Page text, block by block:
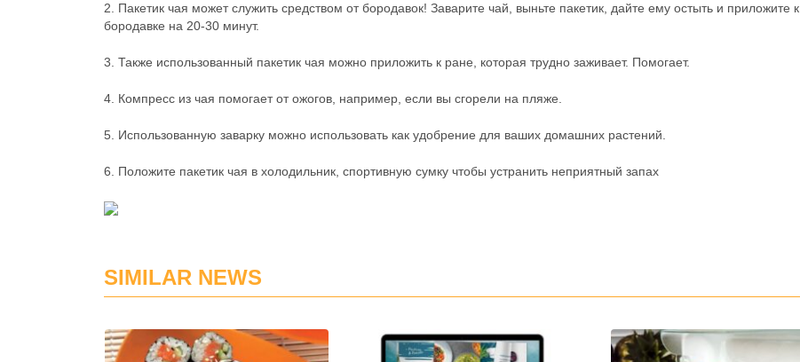
2. Пакетик чая может служить средством от бородавок! Заварите чай, выньте пакетик, дайте ему остыть и приложите к
бородавке на 20-30 минут.
3. Также использованный пакетик чая можно приложить к ране, которая трудно заживает. Помогает.
4. Компресс из чая помогает от ожогов, например, если вы сгорели на пляже.
5. Использованную заварку можно использовать как удобрение для ваших домашних растений.
6. Положите пакетик чая в холодильник, спортивную сумку чтобы устранить неприятный запах
SIMILAR NEWS